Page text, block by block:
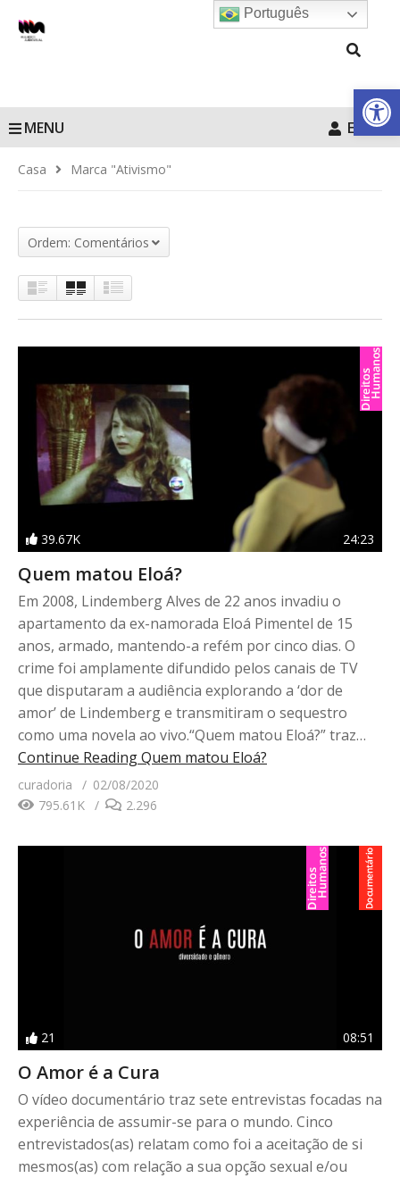
Barra de
MENU Entrar
Casa Marca "Ativismo"
Ordem: Comentários
39.67K 24:23
Quem matou Eloá?
Em 2008, Lindemberg Alves de 22 anos invadiu o
apartamento da ex-namorada Eloá Pimentel de 15
anos, armado, mantendo-a refém por cinco dias. O
crime foi amplamente difundido pelos canais de TV
que disputaram a audiência explorando a ‘dor de
amor’ de Lindemberg e transmitiram o sequestro
como uma novela ao vivo.“Quem matou Eloá?” traz…
Continue ReadingQuem matou Eloá?
curadoria
02/08/2020
795.61K
2.296
21 08:51
O Amor é a Cura
O vídeo documentário traz sete entrevistas focadas na
experiência de assumir-se para o mundo. Cinco
entrevistados(as) relatam como foi a aceitação de si
mesmos(as) com relação a sua opção sexual e/ou
Português